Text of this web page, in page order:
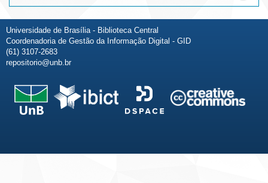
Universidade de Brasília - Biblioteca Central
Coordenadoria de Gestão da Informação Digital - GID
(61) 3107-2683
repositorio@unb.br